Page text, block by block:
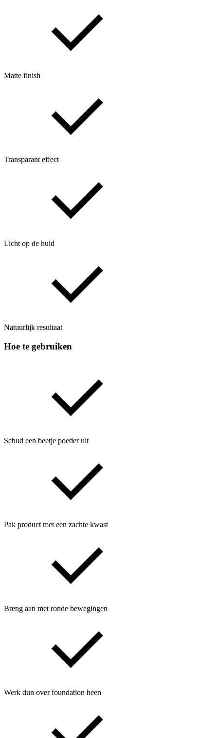
Matte finish
Transparant effect
Licht op de huid
Natuurlijk resultaat
Hoe te gebruiken
Schud een beetje poeder uit
Pak product met een zachte kwast
Breng aan met ronde bewegingen
Werk dun over foundation heen